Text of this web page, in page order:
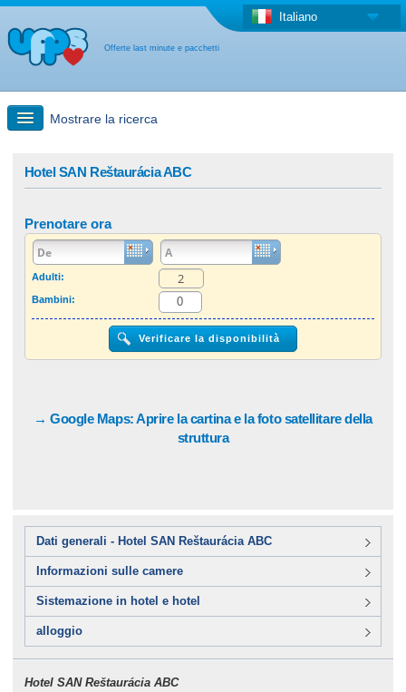
Offerte last minute e pacchetti
Italiano
Mostrare la ricerca
Offerta last minute + Offerta forfettaria
Altro paese
Hotel SAN Reštaurácia ABC
Prenotare ora
Adulti:
Bambini:
→ Google Maps: Aprire la cartina e la foto satellitare della
struttura
Dati generali - Hotel SAN Reštaurácia ABC
Informazioni sulle camere
Sistemazione in hotel e hotel
alloggio
Hotel SAN Reštaurácia ABC